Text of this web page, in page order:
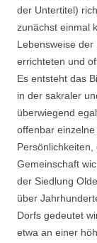
der Untertitel)
zunächst einmal
Lebensweise
errichteten und
Es entsteht das
in der sakraler
überwiegend
offenbar
Gemeinschaft
der Siedlung
über
Dorfs gedeutet
etwa an einer